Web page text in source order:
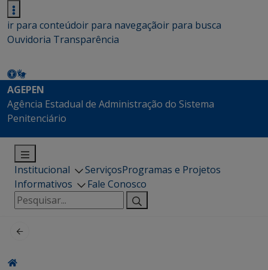
ir para conteúdoir para navegaçãoir para busca
Ouvidoria Transparência
AGEPEN
Agência Estadual de Administração do Sistema
Penitenciário
Institucional ServiçosProgramas e Projetos
Informativos
Fale Conosco
Pesquisar
por: